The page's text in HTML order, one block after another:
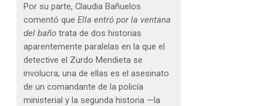
Por su parte, Claudia Bañuelos
comentó que Ella entró por la ventana
del bañotrata de dos historias
aparentemente paralelas en la que el
detective el Zurdo Mendieta se
involucra; una de ellas es el asesinato
de un comandante de la policía
ministerial y la segunda historia —la